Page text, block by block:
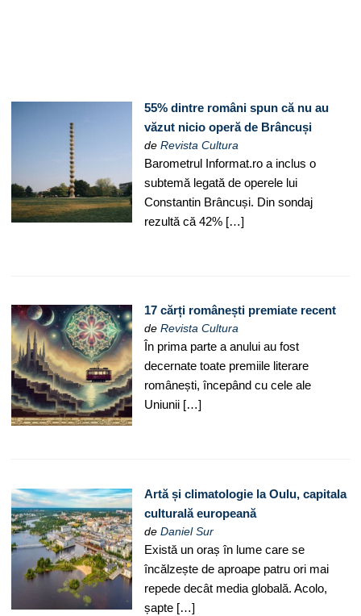
55% dintre români spun că nu au
văzut nicio operă de Brâncuși
deRevista Cultura
Barometrul Informat.ro a inclus o
subtemă legată de operele lui
Constantin Brâncuși. Din sondaj
rezultă că 42% […]
17 cărți românești premiate recent
deRevista Cultura
În prima parte a anului au fost
decernate toate premiile literare
românești, începând cu cele ale
Uniunii […]
Artă și climatologie la Oulu, capitala
culturală europeană
deDaniel Sur
Există un oraș în lume care se
încălzește de aproape patru ori mai
repede decât media globală. Acolo,
șapte […]